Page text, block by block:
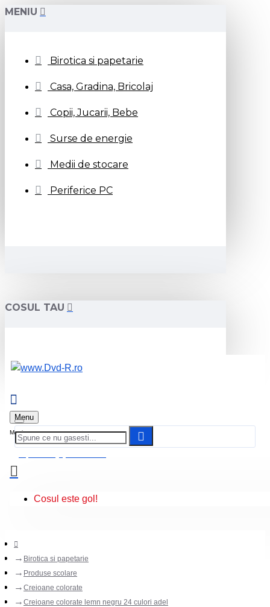
MENIU
Birotica si papetarie
Casa, Gradina, Bricolaj
Copii, Jucarii, Bebe
Surse de energie
Medii de stocare
Periferice PC
COSUL TAU
Menu
Cosul este gol!
Birotica si papetarie
Produse scolare
Creioane colorate
Creioane colorate lemn negru 24 culori adel